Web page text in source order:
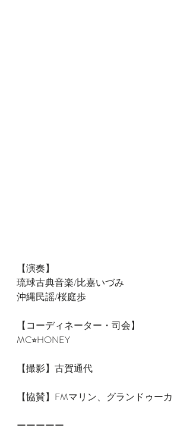
【演奏】
琉球古典音楽/比嘉いづみ
沖縄民謡/桜庭歩
【コーディネーター・司会】
MC⭐︎HONEY
【撮影】古賀通代
【協賛】FMマリン、グランドゥーカ
ーーーーー